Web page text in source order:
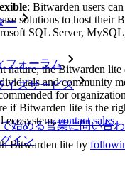
ー
フォーラム
イズサービス
始める営業に問い合
イン
: Bitwarden users
solutions to host their
SQL Server,
nature, the Bitwarden lite
and community
for
if Bitwarden lite is the
ecosystem,contact sales.
Bitwarden lite by